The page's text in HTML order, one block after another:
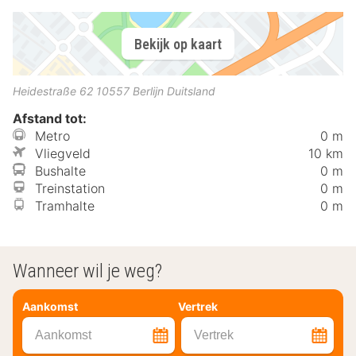
Bekijk op kaart
Heidestraße 62 10557 Berlijn Duitsland
Afstand tot:
Metro
0 m
Vliegveld
10 km
Bushalte
0 m
Treinstation
0 m
Tramhalte
0 m
Wanneer wil je weg?
Aankomst Vertrek
Aankomst Vertrek